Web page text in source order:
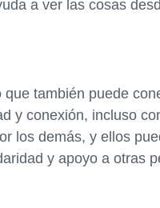
a ver las cosas
también puede
y conexión, incluso
los demás, y ellos
y apoyo a otras